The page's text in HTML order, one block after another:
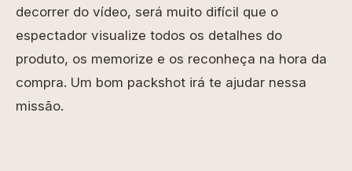
decorrer do vídeo, será muito difícil que o
espectador visualize todos os detalhes do
produto, os memorize e os reconheça na hora da
compra. Um bom packshot irá te ajudar nessa
missão.